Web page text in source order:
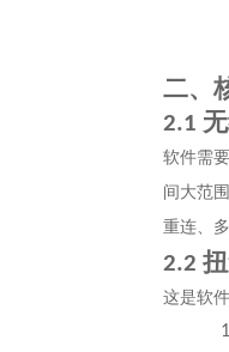
二、
2.1
软件需
间大范
重连、
2.2
这是软